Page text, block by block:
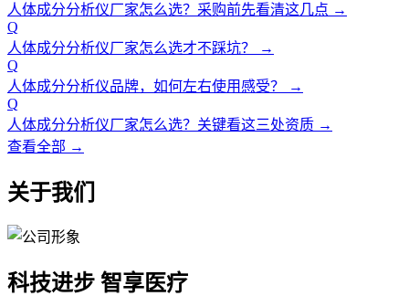
人体成分分析仪厂家怎么选？采购前先看清这几点 →
Q
人体成分分析仪厂家怎么选才不踩坑？
→
Q
人体成分分析仪品牌，如何左右使用感受？
→
Q
人体成分分析仪厂家怎么选？关键看这三处资质 →
查看全部 →
关于我们
科技进步 智享医疗